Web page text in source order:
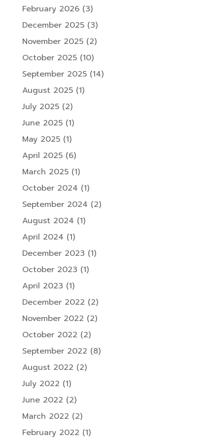
February 2026(3)
December 2025(3)
November 2025(2)
October 2025(10)
September 2025(14)
August 2025(1)
July 2025(2)
June 2025(1)
May 2025(1)
April 2025(6)
March 2025(1)
October 2024 (1)
September 2024 (2)
August 2024 (1)
April 2024 (1)
December 2023 (1)
October 2023 (1)
April 2023 (1)
December 2022 (2)
November 2022 (2)
October 2022 (2)
September 2022 (8)
August 2022 (2)
July 2022 (1)
June 2022 (2)
March 2022 (2)
February 2022 (1)